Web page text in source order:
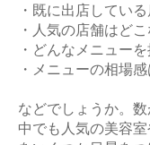
・既に出店してい
・人気の店舗はど
・どんなメニュー
・メニューの相場
などでしょうか。
中でも人気の美容